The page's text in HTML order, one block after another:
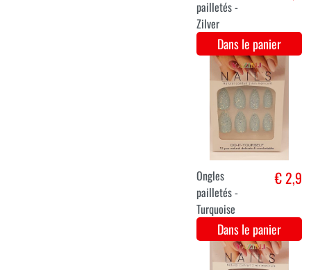
CRÈME À
LÈVRES DUO
"MAT" N°01
ROUGE CERISE
€ 3,99
Dans le panier